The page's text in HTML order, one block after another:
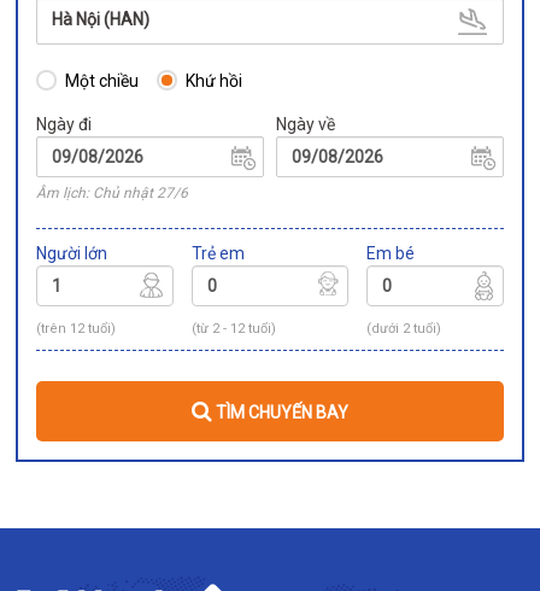
Hà Nội (HAN)
Một chiều Khứ hồi
Ngày đi
Âm lịch: Chủ nhật 27/6
Ngày về
Người lớn
(trên 12 tuổi)
Trẻ em
(từ 2 - 12 tuổi)
Em bé
(dưới 2 tuổi)
TÌM CHUYẾN BAY